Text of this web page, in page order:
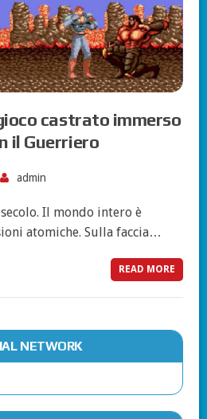
castrato immerso
il Guerriero
admin
Il mondo intero è
atomiche. Sulla faccia…
READ MORE
NETWORK